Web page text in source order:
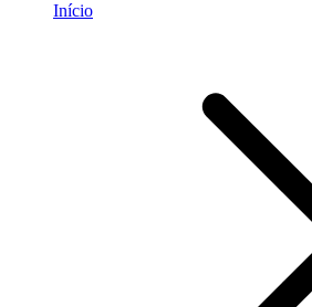
Início